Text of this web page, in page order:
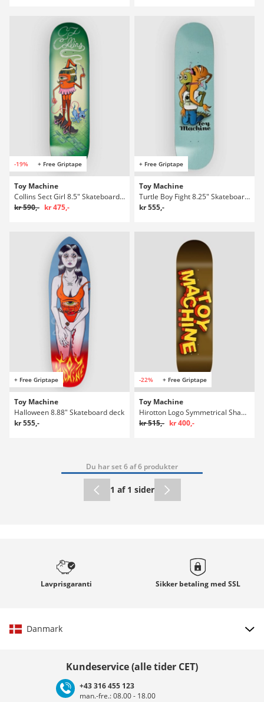
-19% + Free Griptape
Toy Machine
Collins Sect Girl 8.5" Skateboard deck
kr 590,- kr 475,-
+ Free Griptape
Toy Machine
Turtle Boy Fight 8.25" Skateboard deck
kr 555,-
+ Free Griptape
Toy Machine
Halloween 8.88" Skateboard deck
kr 555,-
-22% + Free Griptape
Toy Machine
Hirotton Logo Symmetrical Shape 8" Skateboard deck
kr 515,- kr 400,-
Du har set 6 af 6 produkter
1 af 1 sider
Lavprisgaranti Sikker betaling med SSL
Danmark
Deutschland Österreich
Kundeservice (alle tider CET)
+43 316 455 123
man.-fre.: 08.00 - 18.00